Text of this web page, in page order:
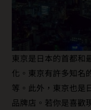
東京是日本的首都和
化。東京有許多知名
等。此外，東京也是
品牌店。若你是喜歡